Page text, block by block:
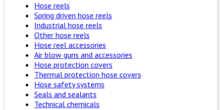
Hose reels
Spring driven hose reels
Industrial hose reels
Other hose reels
Hose reel accessories
Air blow guns and accessories
Hose protection covers
Thermal protection hose covers
Hose safety systems
Seals and sealants
Technical chemicals